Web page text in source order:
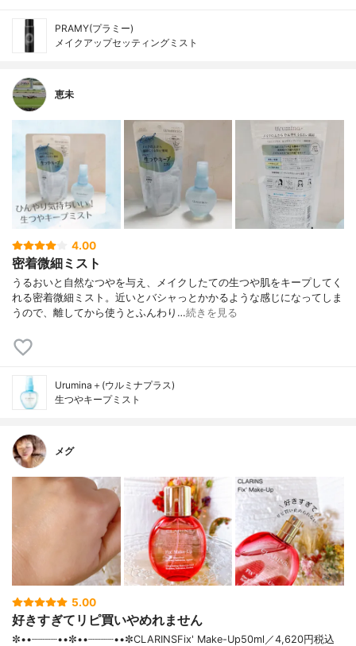
PRAMY(プラミー)
メイクアップセッティングミスト
恵未
4.00
密着微細ミスト
うるおいと自然なつやを与え、メイクしたての生つや肌をキープしてく
れる密着微細ミスト。近いとバシャっとかかるような感じになってしま
うので、離してから使うとふんわり…続きを見る
Urumina＋(ウルミナプラス)
生つやキープミスト
メグ
5.00
好きすぎてリピ買いやめれません
✼••┈┈┈┈••✼••┈┈┈┈••✼CLARINSFix' Make-Up50ml／4,620円税込